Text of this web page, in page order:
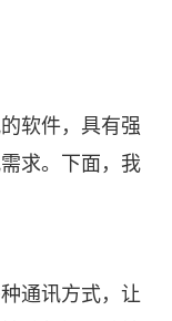
软件，具有强
求。下面，我
通讯方式，让